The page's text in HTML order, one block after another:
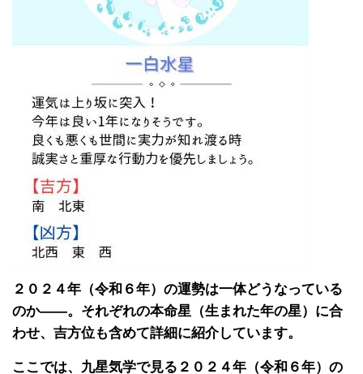
２０２４年（令和６年）の運勢は一体どうなっている
のか――。それぞれの本命星（生まれた年の星）に合
わせ、吉方位も含めて詳細に紹介しています。
ここでは、九星気学で見る２０２４年（令和６年）の